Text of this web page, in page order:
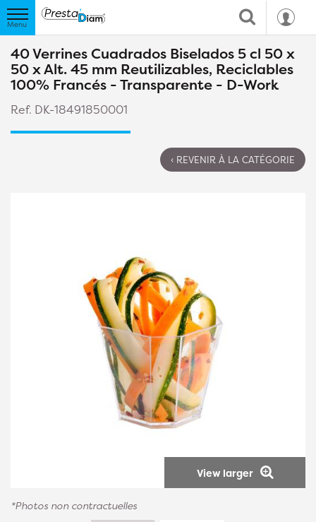
40 Verrines Cuadrados Biselados 5 cl 50 x
50 x Alt. 45 mm Reutilizables, Reciclables
100% Francés - Transparente - D-Work
Ref. DK-18491850001
‹ REVENIR À LA CATÉGORIE
View larger
*Photos non contractuelles